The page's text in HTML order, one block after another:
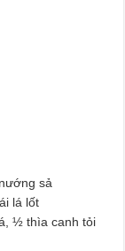
sả
lá lốt
½ thìa canh tỏi